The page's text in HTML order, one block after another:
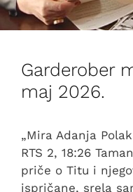
Garderober
maj 2026.
„Mira Adanja
RTS 2, 18:26
priče o Titu i
ispričane, srela